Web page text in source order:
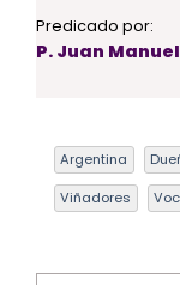
Predicado por:
P. Juan Manuel
Argentina
Viñadores